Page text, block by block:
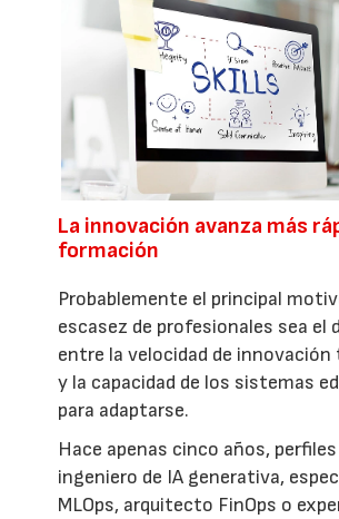
La innovación avanza más
formación
Probablemente el principal
escasez de profesionales sea el
entre la velocidad de
y la capacidad de los sistemas
para adaptarse.
Hace apenas cinco años,
ingeniero de IA generativa,
MLOps, arquitecto FinOps o